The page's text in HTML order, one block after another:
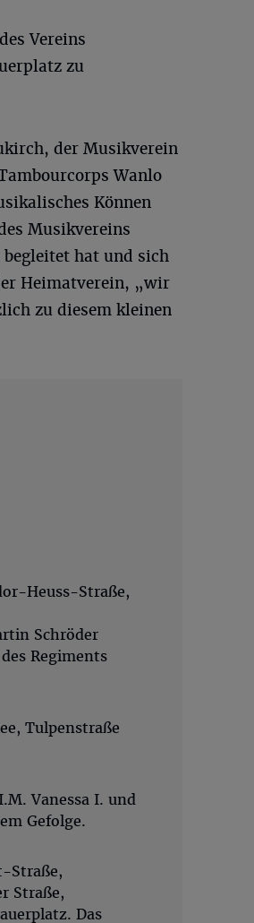
Vereins
zu
der Musikverein
Wanlo
Können
Musikvereins
hat und sich
Heimatverein, „wir
zu diesem kleinen
Heuss-Straße,
Schröder
Regiments
Tulpenstraße
Vanessa I. und
Gefolge.
Straße,
Straße,
Das